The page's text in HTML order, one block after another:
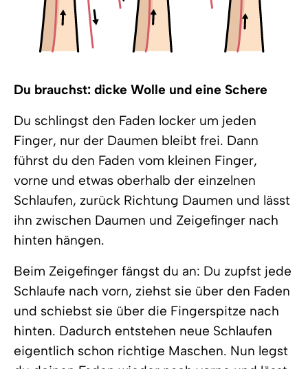
Du brauchst: dicke Wolle und eine Schere
Du schlingst den Faden locker um jeden
Finger, nur der Daumen bleibt frei. Dann
führst du den Faden vom kleinen Finger,
vorne und etwas oberhalb der einzelnen
Schlaufen, zurück Richtung Daumen und lässt
ihn zwischen Daumen und Zeigefinger nach
hinten hängen.
Beim Zeigefinger fängst du an: Du zupfst jede
Schlaufe nach vorn, ziehst sie über den Faden
und schiebst sie über die Fingerspitze nach
hinten. Dadurch entstehen neue Schlaufen 
eigentlich schon richtige Maschen. Nun legst